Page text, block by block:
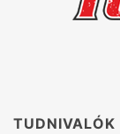
TUDNIVALÓK